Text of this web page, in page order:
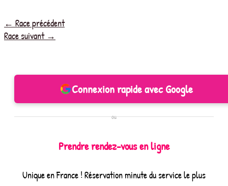
← Race précédent
Race suivant →
Connexion rapide avec Google
ou
Prendre rendez-vous en ligne
Unique en France ! Réservation minute du service le plus